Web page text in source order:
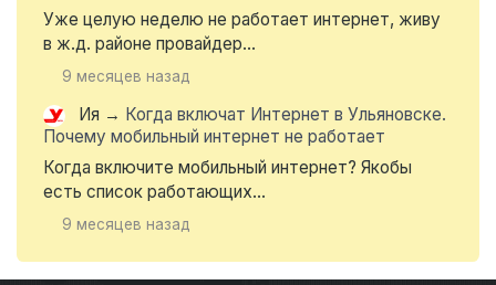
Уже целую неделю не работает интернет, живу
в ж.д. районе провайдер...
9 месяцев назад
Ия → Когда включат Интернет в Ульяновске.
Почему мобильный интернет не работает
Когда включите мобильный интернет? Якобы
есть список работающих...
9 месяцев назад